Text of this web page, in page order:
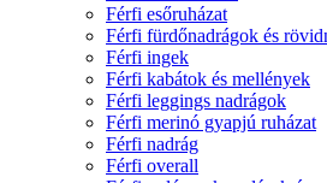
Férfi esőruházat
Férfi fürdőnadrágok és
Férfi ingek
Férfi kabátok és mellények
Férfi leggings nadrágok
Férfi merinó gyapjú ruházat
Férfi nadrág
Férfi overall